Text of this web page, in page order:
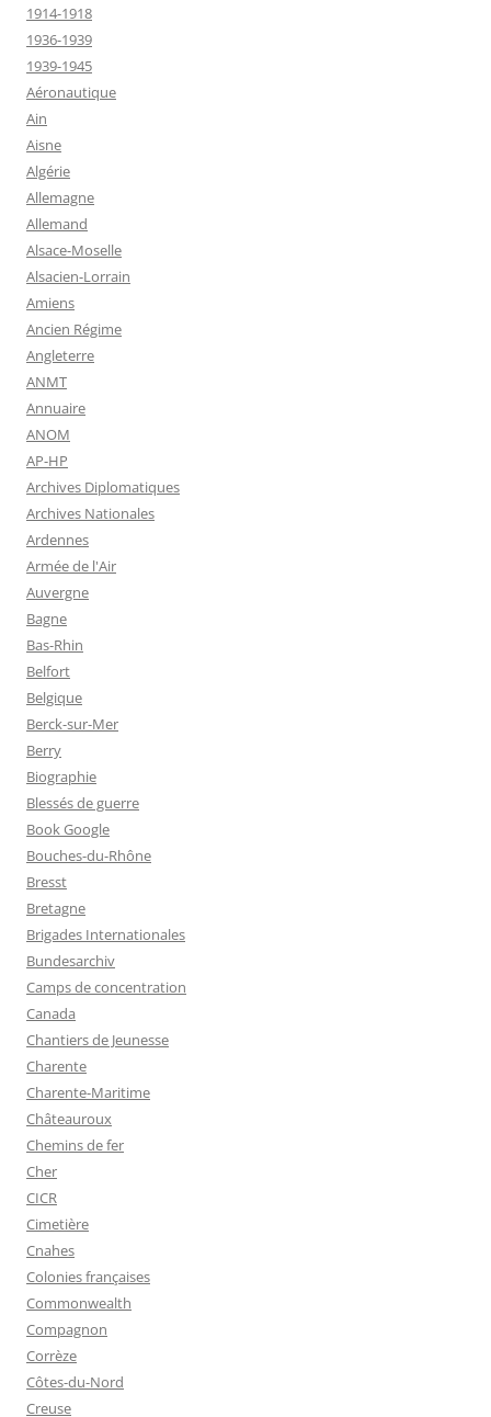
1914-1918
1936-1939
1939-1945
Aéronautique
Ain
Aisne
Algérie
Allemagne
Allemand
Alsace-Moselle
Alsacien-Lorrain
Amiens
Ancien Régime
Angleterre
ANMT
Annuaire
ANOM
AP-HP
Archives Diplomatiques
Archives Nationales
Ardennes
Armée de l'Air
Auvergne
Bagne
Bas-Rhin
Belfort
Belgique
Berck-sur-Mer
Berry
Biographie
Blessés de guerre
Book Google
Bouches-du-Rhône
Bresst
Bretagne
Brigades Internationales
Bundesarchiv
Camps de concentration
Canada
Chantiers de Jeunesse
Charente
Charente-Maritime
Châteauroux
Chemins de fer
Cher
CICR
Cimetière
Cnahes
Colonies françaises
Commonwealth
Compagnon
Corrèze
Côtes-du-Nord
Creuse